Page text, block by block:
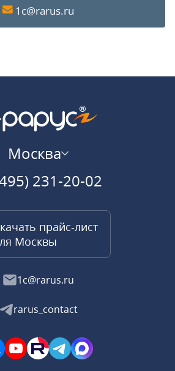
1c@rarus.ru
Москва
231-20-02
прайс-лист
Москвы
1c@rarus.ru
rarus_contact